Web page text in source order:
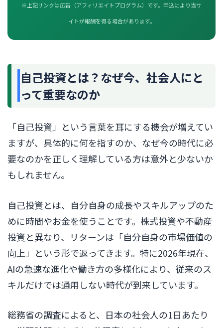
※上記リンクは広告（アフィリエイトプログラム）です。申込により当サ
イトが報酬を得る場合があります。
自己投資とは？なぜ今、社会人にと
って重要なのか
「自己投資」という言葉を耳にする機会が増えてい
ますが、具体的に何を指すのか、なぜ今の時代に必
要なのかを正しく理解している方は意外と少ないか
もしれません。
自己投資とは、自分自身の成長やスキルアップのた
めに時間やお金を使うことです。株式投資や不動産
投資と異なり、リターンは「自分自身の市場価値の
向上」という形で返ってきます。特に2026年現在、
AIの急速な進化や働き方の多様化により、従来のス
キルだけでは通用しない時代が到来しています。
総務省の調査によると、日本の社会人の1日あたり